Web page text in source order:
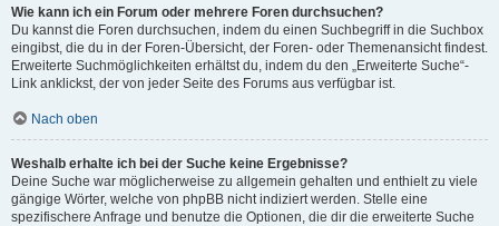
Wie kann ich ein Forum oder mehrere Foren durchsuchen?
Du kannst die Foren durchsuchen, indem du einen Suchbegriff in die Suchbox
eingibst, die du in der Foren-Übersicht, der Foren- oder Themenansicht findest.
Erweiterte Suchmöglichkeiten erhältst du, indem du den „Erweiterte Suche“-
Link anklickst, der von jeder Seite des Forums aus verfügbar ist.
Nach oben
Weshalb erhalte ich bei der Suche keine Ergebnisse?
Deine Suche war möglicherweise zu allgemein gehalten und enthielt zu viele
gängige Wörter, welche von phpBB nicht indiziert werden. Stelle eine
spezifischere Anfrage und benutze die Optionen, die dir die erweiterte Suche